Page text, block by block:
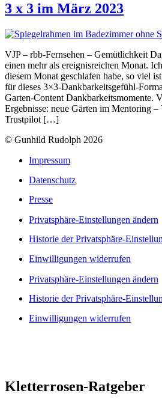
3 x 3 im März 2023
VJP – rbb-Fernsehen – Gemütlichkeit
einen mehr als ereignisreichen Monat.
diesem Monat geschlafen habe, so viel
für dieses 3×3-Dankbarkeitsgefühl-
Garten-Content Dankbarkeitsmomente.
Ergebnisse: neue Gärten im Mentoring
Trustpilot […]
© Gunhild Rudolph 2026
Impressum
Datenschutz
Presse
Privatsphäre-Einstellungen ändern
Historie der Privatsphäre-
Einwilligungen widerrufen
Privatsphäre-Einstellungen ändern
Historie der Privatsphäre-
Einwilligungen widerrufen
Kletterrosen-Ratgeber